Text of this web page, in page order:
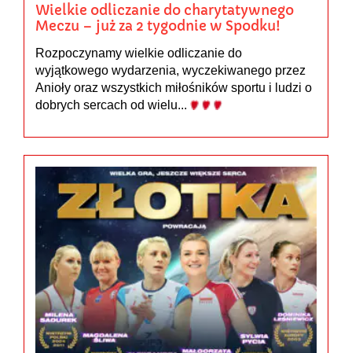
Wielkie odliczanie do charytatywnego
Meczu – już za 2 tygodnie w Spodku!
Rozpoczynamy wielkie odliczanie do
wyjątkowego wydarzenia, wyczekiwanego przez
Anioły oraz wszystkich miłośników sportu i ludzi o
dobrych sercach od wielu...